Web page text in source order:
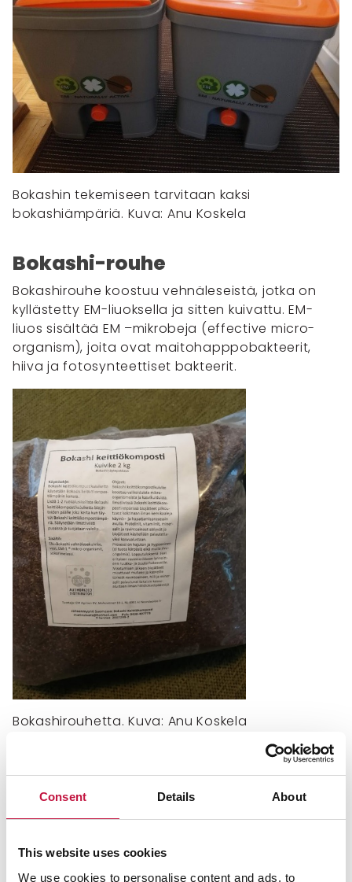
Consent Details About
This website uses cookies
We use cookies to personalise content and ads, to
Bokashin tekemiseen tarvitaan kaksi
bokashiämpäriä. Kuva: Anu Koskela
Bokashi-rouhe
Bokashirouhe koostuu vehnäleseistä, jotka on
kyllästetty EM-liuoksella ja sitten kuivattu. EM-
liuos sisältää EM –mikrobeja (effective micro-
organism), joita ovat maitohapppobakteerit,
hiiva ja fotosynteettiset bakteerit.
Bokashirouhetta. Kuva: Anu Koskela
Aloita kompostointi
Kerää päivittäin biojätteet, pilko ne noin 2 cm